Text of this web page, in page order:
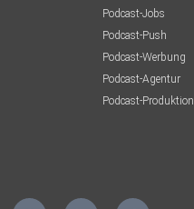
Podcast-Jobs
Podcast-Push
Podcast-Werbung
Podcast-Agentur
Podcast-Produktion